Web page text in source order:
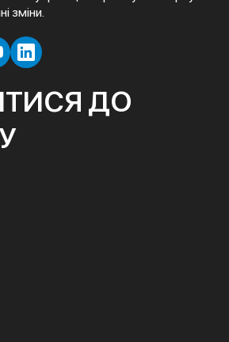
зміни.
ДО